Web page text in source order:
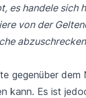
es handele sich
von der
abzuschrecken
gegenüber dem
kann. Es ist